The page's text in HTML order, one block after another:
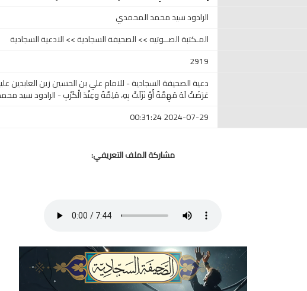
الرادود سيد محمد المحمدي
المـكتبة الصــوتيه >> الصحيفة السجادية >> الادعية السجادية
2919
دعية الصحيفة السجادية - للامام علي بن الحسين زين العابدين
عَرَضَتْ لَهُ مُهِمَّةٌ أَوْ نَزَلَتْ بِهِ، مُلِمَّةٌ وعِنْدَ الْكَرْبِ - الرادود سيد
2024-07-29 00:31:24
مشاركة الملف التعريفي: